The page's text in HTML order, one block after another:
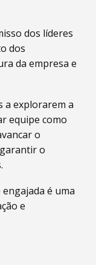
dos líderes
dos
da empresa e
a explorarem a
equipe como
o
o
é uma
e